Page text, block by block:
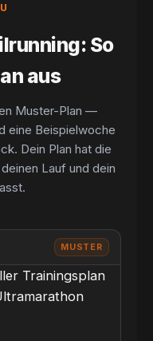
So
aus
Muster-Plan —
eine Beispielwoche
Dein Plan hat die
Lauf und dein
MUSTER